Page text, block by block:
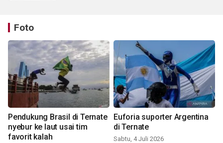
Foto
Pendukung Brasil di Ternate
nyebur ke laut usai tim
favorit kalah
Euforia suporter Argentina
di Ternate
Sabtu, 4 Juli 2026